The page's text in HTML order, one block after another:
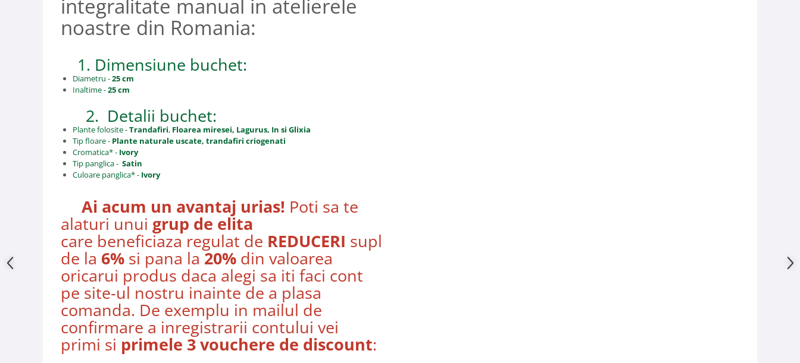
integralitate manual in atelierele
noastre din Romania:
1. Dimensiune buchet:
Diametru -25 cm
Inaltime -25 cm
2. Detalii buchet:
Plante folosite -Trandafiri, Floarea miresei, Lagurus, In si Glixia
Tip floare - Plante naturale uscate, trandafiri criogenati
Cromatica* - Ivory
Tip panglica - Satin
Culoare panglica* - Ivory
Ai acum un avantaj urias! Poti sa te
alaturi unui grup de elita
care beneficiaza regulat de REDUCERI suplimentare incepand
de la 6% si pana la20% din valoarea
oricarui produs daca alegi sa iti faci cont
pe site-ul nostru inainte de a plasa
comanda. De exemplu in mailul de
confirmare a inregistrarii contului vei
primi si primele 3 vouchere de discount: